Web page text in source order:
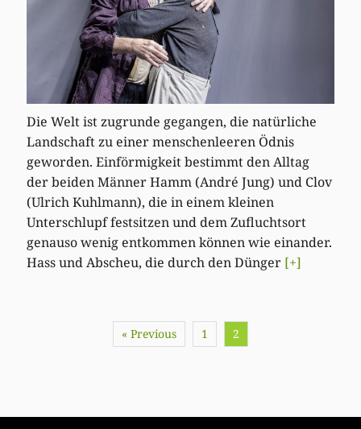
Die Welt ist zugrunde gegangen, die natürliche
Landschaft zu einer menschenleeren Ödnis
geworden. Einförmigkeit bestimmt den Alltag
der beiden Männer Hamm (André Jung) und Clov
(Ulrich Kuhlmann), die in einem kleinen
Unterschlupf festsitzen und dem Zufluchtsort
genauso wenig entkommen können wie einander.
Hass und Abscheu, die durch den Dünger [+]
« Previous 1 2